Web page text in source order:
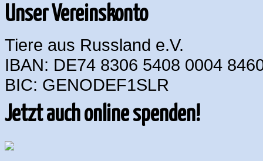
Unser Vereinskonto
Tiere aus Russland e.V.
IBAN: DE74 8306 5408 0004
BIC: GENODEF1SLR
Jetzt auch online spenden!